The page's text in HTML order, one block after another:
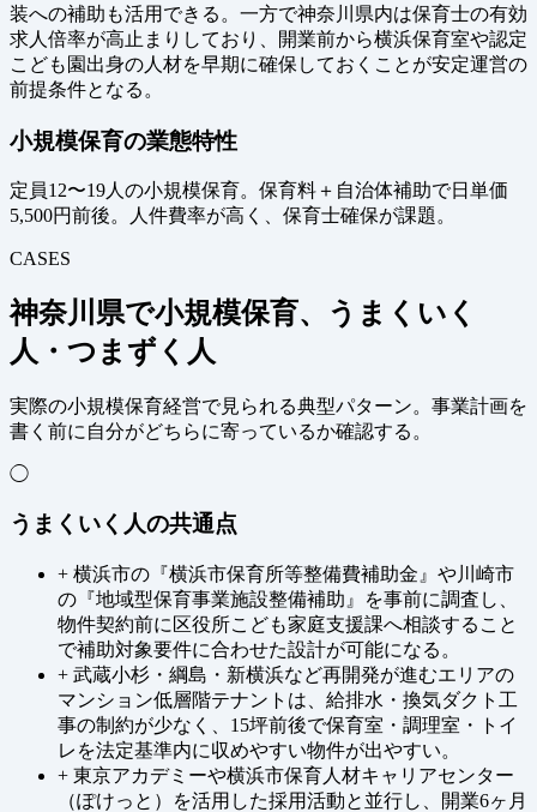
装への補助も活用できる。一方で神奈川県内は保育士の有効
求人倍率が高止まりしており、開業前から横浜保育室や認定
こども園出身の人材を早期に確保しておくことが安定運営の
前提条件となる。
小規模保育の業態特性
定員12〜19人の小規模保育。保育料＋自治体補助で日単価
5,500円前後。人件費率が高く、保育士確保が課題。
CASES
神奈川県で小規模保育、うまくいく
人・つまずく人
実際の小規模保育経営で見られる典型パターン。事業計画を
書く前に自分がどちらに寄っているか確認する。
◯
うまくいく人の共通点
+ 横浜市の『横浜市保育所等整備費補助金』や川崎市
の『地域型保育事業施設整備補助』を事前に調査し、
物件契約前に区役所こども家庭支援課へ相談すること
で補助対象要件に合わせた設計が可能になる。
+ 武蔵小杉・綱島・新横浜など再開発が進むエリアの
マンション低層階テナントは、給排水・換気ダクト工
事の制約が少なく、15坪前後で保育室・調理室・トイ
レを法定基準内に収めやすい物件が出やすい。
+ 東京アカデミーや横浜市保育人材キャリアセンター
（ぽけっと）を活用した採用活動と並行し、開業6ヶ月